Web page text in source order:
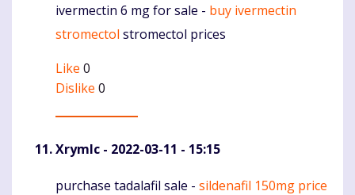
Komentaras
ivermectin 6 mg for sale - buy ivermectin
stromectol stromectol prices
Like 0
Dislike 0
Xrymlc - 2022-03-11 - 15:15
Komentaras
purchase tadalafil sale - sildenafil 150mg price